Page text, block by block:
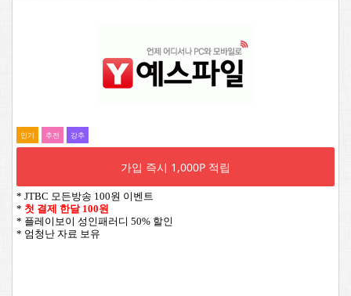
인기 추전 강추
가입 즉시 1,000P 적립
* JTBC 모든방송 100원 이벤트
* 첫 결제 한달 100원
* 플레이보이 성인패러디 50% 할인
* 엄청난 자료 보유